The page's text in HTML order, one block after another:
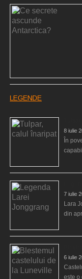
LEGENDE
8 iulie
În
7 iulie
Lara
din
6 iulie
este o